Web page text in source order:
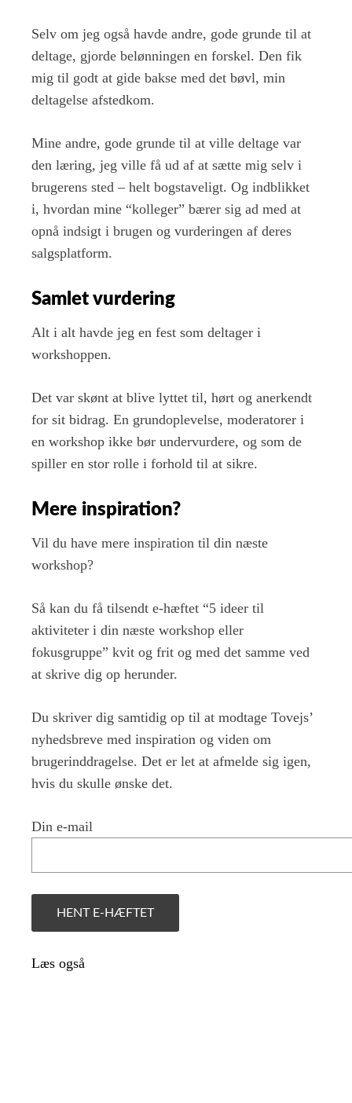
Selv om jeg også havde andre, gode grunde til at
deltage, gjorde belønningen en forskel. Den fik
mig til godt at gide bakse med det bøvl, min
deltagelse afstedkom.
Mine andre, gode grunde til at ville deltage var
den læring, jeg ville få ud af at sætte mig selv i
brugerens sted – helt bogstaveligt. Og indblikket
i, hvordan mine “kolleger” bærer sig ad med at
opnå indsigt i brugen og vurderingen af deres
salgsplatform.
Samlet vurdering
Alt i alt havde jeg en fest som deltager i
workshoppen.
Det var skønt at blive lyttet til, hørt og anerkendt
for sit bidrag. En grundoplevelse, moderatorer i
en workshop ikke bør undervurdere, og som de
spiller en stor rolle i forhold til at sikre.
Mere inspiration?
Vil du have mere inspiration til din næste
workshop?
Så kan du få tilsendt e-hæftet “5 ideer til
aktiviteter i din næste workshop eller
fokusgruppe” kvit og frit og med det samme ved
at skrive dig op herunder.
Du skriver dig samtidig op til at modtage Tovejs’
nyhedsbreve med inspiration og viden om
brugerinddragelse. Det er let at afmelde sig igen,
hvis du skulle ønske det.
Din e-mail
Læs også